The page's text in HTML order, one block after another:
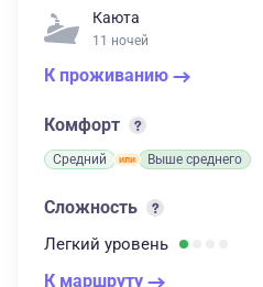
Каюта
11 ночей
К проживанию
Комфорт
Средний Выше среднего
Сложность
Легкий уровень
К маршруту